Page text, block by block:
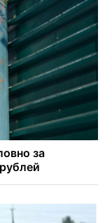
сыграла мать